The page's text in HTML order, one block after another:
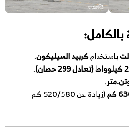
بالكامل:
باستخدامكربيد السيليكون.
.
.
كم
(زيادة عن 520/580 كم